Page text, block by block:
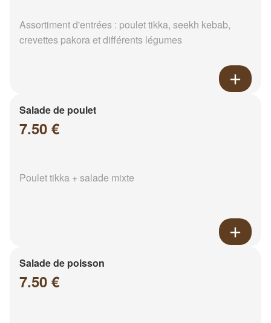
Assortiment d'entrées : poulet tikka, seekh kebab,
crevettes pakora et différents légumes
Salade de poulet
7.50 €
Poulet tikka + salade mixte
Salade de poisson
7.50 €